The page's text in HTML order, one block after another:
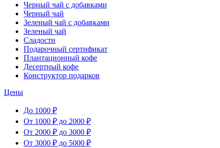
Черный чай с добавками
Черный чай
Зеленый чай с добавками
Зеленый чай
Сладости
Подарочный сертификат
Плантационный кофе
Десертный кофе
Конструктор подарков
Цены
До 1000 ₽
От 1000 ₽ до 2000 ₽
От 2000 ₽ до 3000 ₽
От 3000 ₽ до 5000 ₽